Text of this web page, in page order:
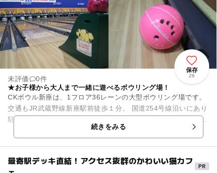
保存
26
未評価
0件
★お子様から大人まで一緒に遊べるボウリング場！
CKボウル新座は、1フロア36レーンの大型ボウリング場です。
交通もJR武蔵野線新座駅前徒歩１分。 国道254号線沿いにあり
駐車場も完備と交通の便も良い施設です。 お子様向けには、ガ
続きをみる
最寄駅デッキ直結！アクセス抜群のかわいい猫カフ